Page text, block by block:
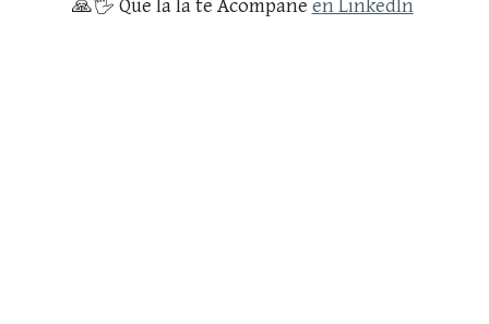
🙏🖐️ Que la Ia te Acompañe en LinkedIn